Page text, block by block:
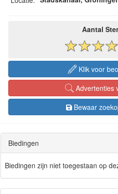
Aantal
Klik voor
Advertenties
Bewaar
Biedingen
Biedingen zijn niet toegestaan op